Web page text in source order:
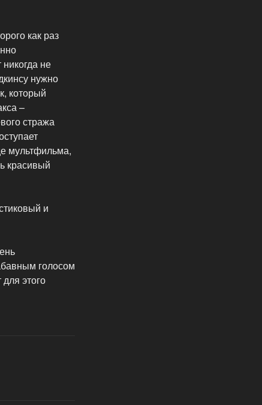
как раз
не
нужно
который
–
стража
мультфильма,
красивый
и
голосом
этого